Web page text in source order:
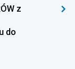
z
do